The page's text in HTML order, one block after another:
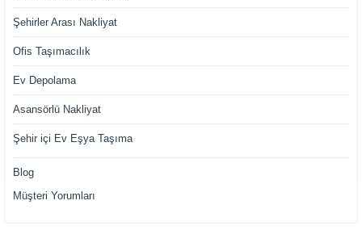
Şehirler Arası Nakliyat
Ofis Taşımacılık
Ev Depolama
Asansörlü Nakliyat
Şehir içi Ev Eşya Taşıma
Blog
Müşteri Yorumları